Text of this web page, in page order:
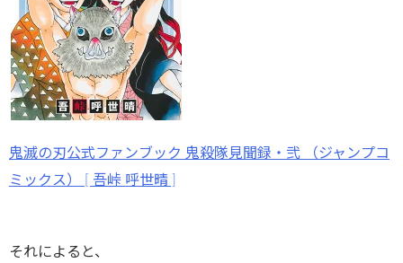
鬼滅の刃公式ファンブック 鬼殺隊見聞録・弐 （ジャンプコ
ミックス） [ 吾峠 呼世晴 ]
それによると、